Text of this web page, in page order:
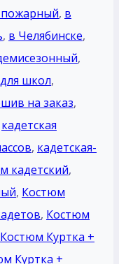
, в
, в Челябинске,
,
для школ,
на заказ,
кадетская
, кадетская-
кадетский,
, Костюм
, Костюм
Костюм Куртка +
Куртка +